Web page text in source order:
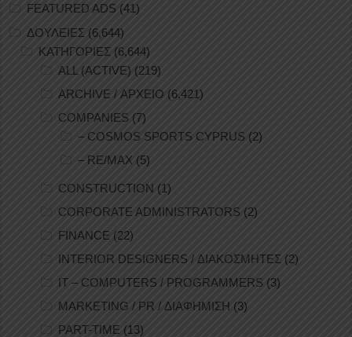
FEATURED ADS (41)
ΔΟΥΛΕΙΕΣ (6,644)
ΚΑΤΗΓΟΡΙΕΣ (6,644)
ALL (ACTIVE) (219)
ARCHIVE / ΑΡΧΕΙΟ (6,421)
COMPANIES (7)
– COSMOS SPORTS CYPRUS (2)
– RE/MAX (5)
CONSTRUCTION (1)
CORPORATE ADMINISTRATORS (2)
FINANCE (22)
INTERIOR DESIGNERS / ΔΙΑΚΟΣΜΗΤΕΣ (2)
IT – COMPUTERS / PROGRAMMERS (3)
MARKETING / PR / ΔΙΑΦΗΜΙΣΗ (3)
PART-TIME (13)